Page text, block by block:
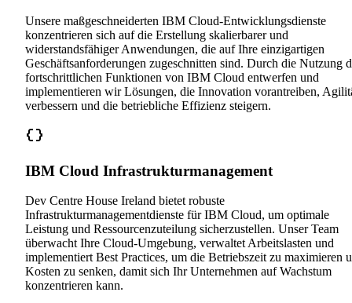
Unsere maßgeschneiderten IBM Cloud-Entwicklungsdienste
konzentrieren sich auf die Erstellung skalierbarer und
widerstandsfähiger Anwendungen, die auf Ihre einzigartigen
Geschäftsanforderungen zugeschnitten sind. Durch die Nutzung
fortschrittlichen Funktionen von IBM Cloud entwerfen und
implementieren wir Lösungen, die Innovation vorantreiben,
verbessern und die betriebliche Effizienz steigern.
IBM Cloud Infrastrukturmanagement
Dev Centre House Ireland bietet robuste
Infrastrukturmanagementdienste für IBM Cloud, um optimale
Leistung und Ressourcenzuteilung sicherzustellen. Unser Team
überwacht Ihre Cloud-Umgebung, verwaltet Arbeitslasten und
implementiert Best Practices, um die Betriebszeit zu maximieren
Kosten zu senken, damit sich Ihr Unternehmen auf Wachstum
konzentrieren kann.